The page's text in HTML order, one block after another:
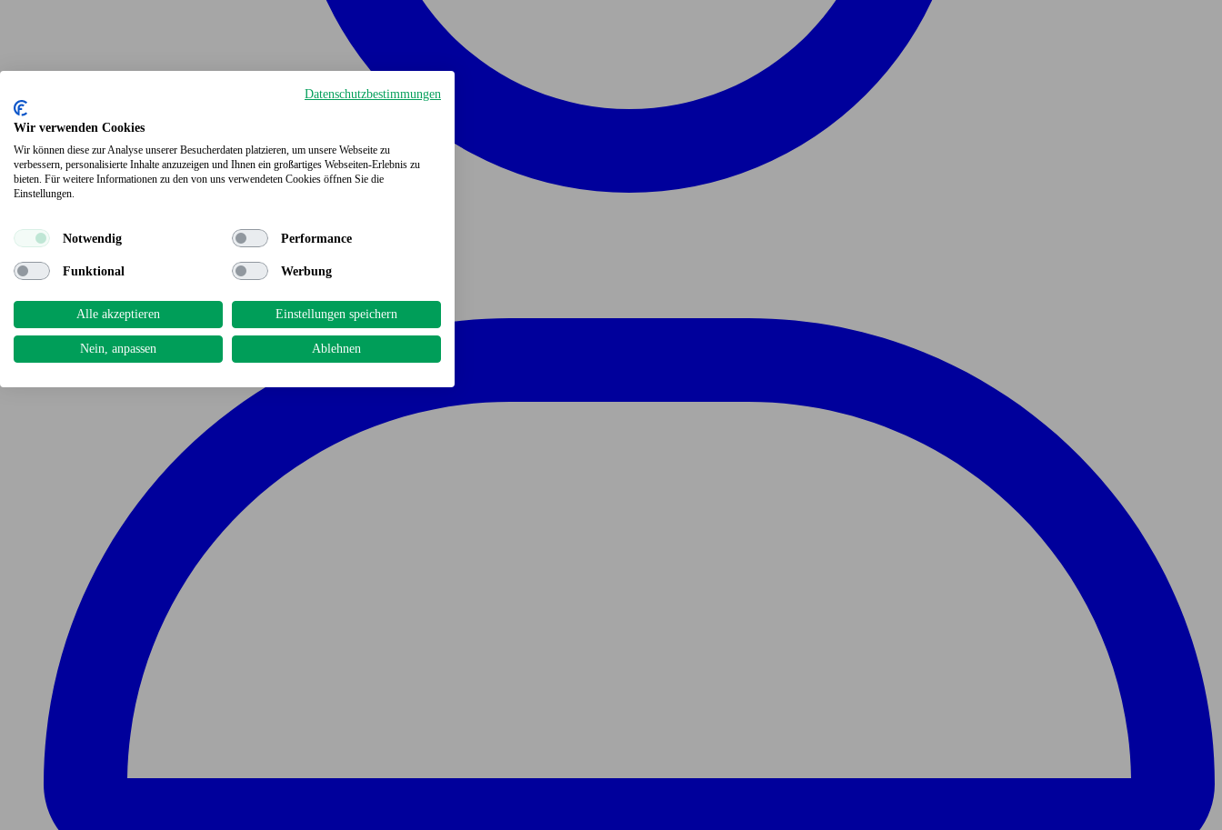
Datenschutzbestimmungen
Wir verwenden Cookies
Wir können diese zur Analyse unserer Besucherdaten platzieren, um unsere Webseite zu
verbessern, personalisierte Inhalte anzuzeigen und Ihnen ein großartiges Webseiten-Erlebnis zu
bieten. Für weitere Informationen zu den von uns verwendeten Cookies öffnen Sie die
Einstellungen.
Notwendig Performance
Funktional Werbung
Alle akzeptieren Einstellungen speichern
Nein, anpassen Ablehnen